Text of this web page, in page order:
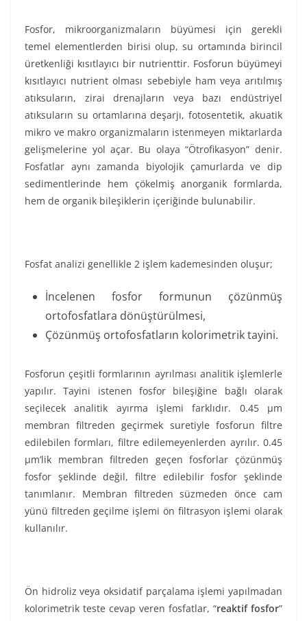
Fosfor, mikroorganizmaların büyümesi için gerekli
temel elementlerden birisi olup, su ortamında birincil
üretkenliği kısıtlayıcı bir nutrienttir. Fosforun büyümeyi
kısıtlayıcı nutrient olması sebebiyle ham veya arıtılmış
atıksuların, zirai drenajların veya bazı endüstriyel
atıksuların su ortamlarına deşarjı, fotosentetik, akuatik
mikro ve makro organizmaların istenmeyen miktarlarda
gelişmelerine yol açar. Bu olaya “Ötrofikasyon” denir.
Fosfatlar aynı zamanda biyolojik çamurlarda ve dip
sedimentlerinde hem çökelmiş anorganik formlarda,
hem de organik bileşiklerin içeriğinde bulunabilir.
Fosfat analizi genellikle 2 işlem kademesinden oluşur;
İncelenen fosfor formunun çözünmüş
ortofosfatlara dönüştürülmesi,
Çözünmüş ortofosfatların kolorimetrik tayini.
Fosforun çeşitli formlarının ayrılması analitik işlemlerle
yapılır. Tayini istenen fosfor bileşiğine bağlı olarak
seçilecek analitik ayırma işlemi farklıdır. 0.45 µm
membran filtreden geçirmek suretiyle fosforun filtre
edilebilen formları, filtre edilemeyenlerden ayrılır. 0.45
µm’lik membran filtreden geçen fosforlar çözünmüş
fosfor şeklinde değil, filtre edilebilir fosfor şeklinde
tanımlanır. Membran filtreden süzmeden önce cam
yünü filtreden geçilme işlemi ön filtrasyon işlemi olarak
kullanılır.
Ön hidroliz veya oksidatif parçalama işlemi yapılmadan
kolorimetrik teste cevap veren fosfatlar, “reaktif fosfor”